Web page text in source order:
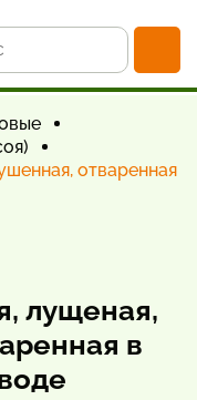
отваренная
лущеная,
в